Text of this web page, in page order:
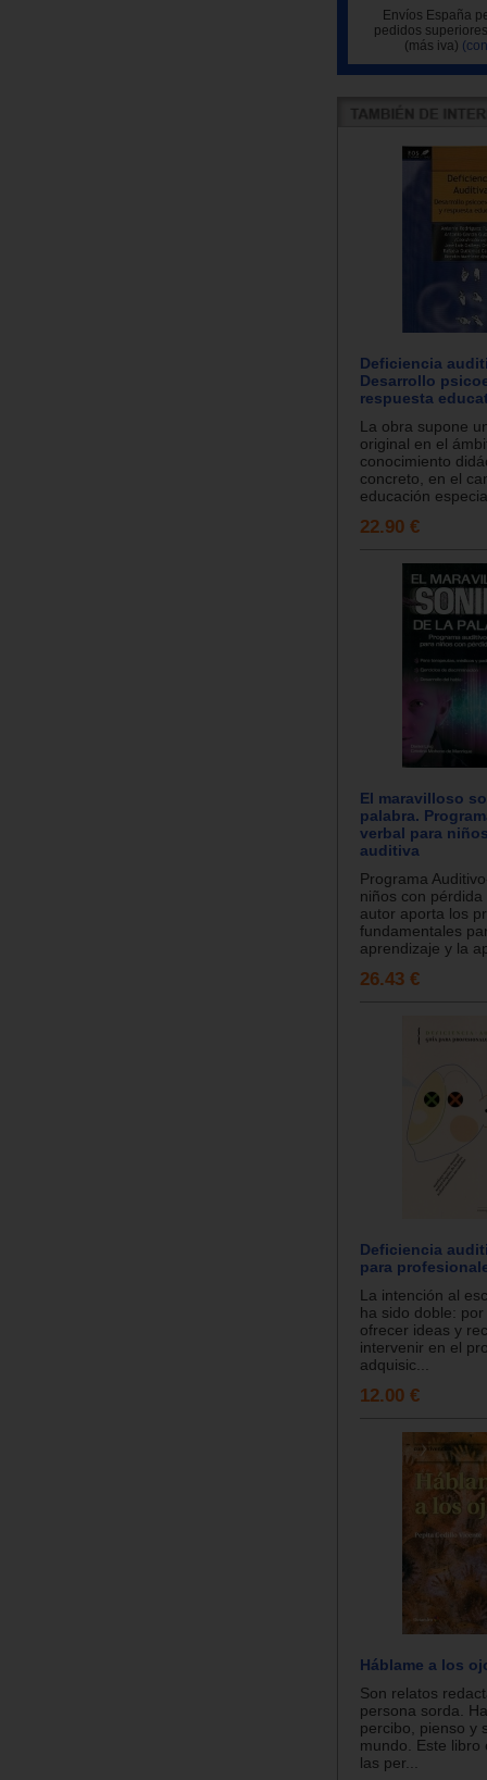
Envíos España
pedidos
(más iva)
Deficiencia
Desarrollo
respuesta
La obra supone
original en el
conocimiento
concreto, en el
educación
22.90 €
El maravilloso
palabra.
verbal para
auditiva
Programa
niños con pérdida
autor aporta los
fundamentales
aprendizaje y la
26.43 €
Deficiencia
para
La intención al
ha sido doble:
ofrecer ideas y
intervenir en el
adquisic...
12.00 €
Háblame a los
Son relatos
persona sorda.
percibo, pienso y
mundo. Este libro
las per...